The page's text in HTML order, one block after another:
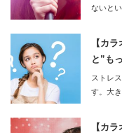
ないと
【カ
と”も
ストレ
す。大
【カ